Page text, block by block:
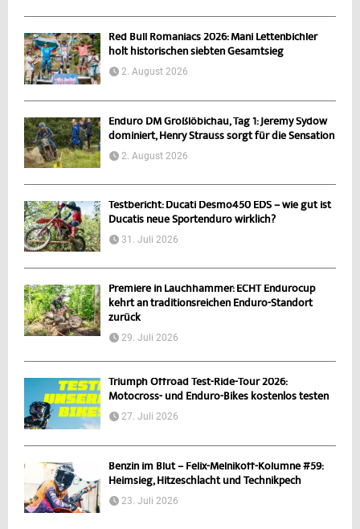
Red Bull Romaniacs 2026: Mani Lettenbichler
holt historischen siebten Gesamtsieg
2. August 2026
Enduro DM Großlöbichau, Tag 1: Jeremy Sydow
dominiert, Henry Strauss sorgt für die Sensation
2. August 2026
Testbericht: Ducati Desmo450 EDS – wie gut ist
Ducatis neue Sportenduro wirklich?
31. Juli 2026
Premiere in Lauchhammer: ECHT Endurocup
kehrt an traditionsreichen Enduro-Standort
zurück
29. Juli 2026
Triumph Offroad Test-Ride-Tour 2026:
Motocross- und Enduro-Bikes kostenlos testen
27. Juli 2026
Benzin im Blut – Felix-Melnikoff-Kolumne #59:
Heimsieg, Hitzeschlacht und Technikpech
23. Juli 2026